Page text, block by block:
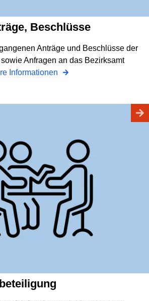
Beschlüsse
Anträge und Beschlüsse der
Anfragen an das Bezirksamt
Informationen